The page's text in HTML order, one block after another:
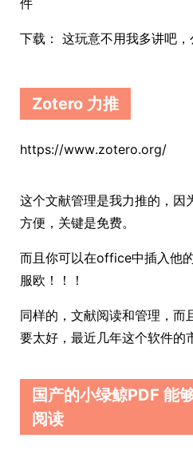
件
下载： 这玩意不用我多讲吧
Zotero 力推
https://www.zotero.org/
这个文献管理是我力推的，因
方便，关键是免费。
而且你可以在office中插入他
服欧！！！
同样的，文献阅读和管理，而
要太好，最近几年这个软件的
国产的小绿鲸PDF 能
阅读